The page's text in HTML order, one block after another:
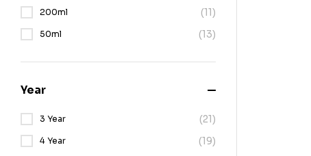
200ml (11)
50ml (13)
Year
3 Year (21)
4 Year (19)